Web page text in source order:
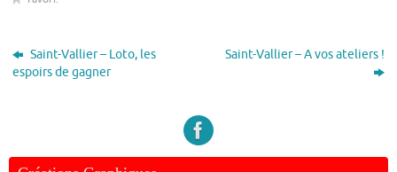
Saint-Vallier – Loto, les
espoirs de gagner
Saint-Vallier – A vos ateliers !